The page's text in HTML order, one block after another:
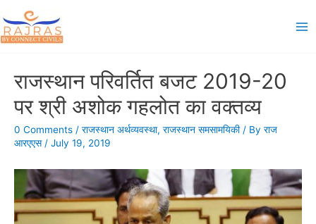
to
content
राजस्थान परिवर्तित बजट 2019-20
पर श्री अशोक गहलोत का वक्तव्य
0 Comments / राजस्थान अर्थव्यवस्था, राजस्थान समसामयिकी/ By राज
आरएएस / July 19, 2019